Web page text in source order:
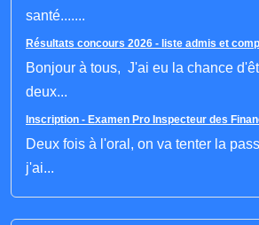
santé.......
Résultats concours 2026 - liste admis et
Bonjour à tous, J'ai eu la chance
deux...
Inscription - Examen Pro Inspecteur des
Deux fois à l'oral, on va tenter la
j'ai...